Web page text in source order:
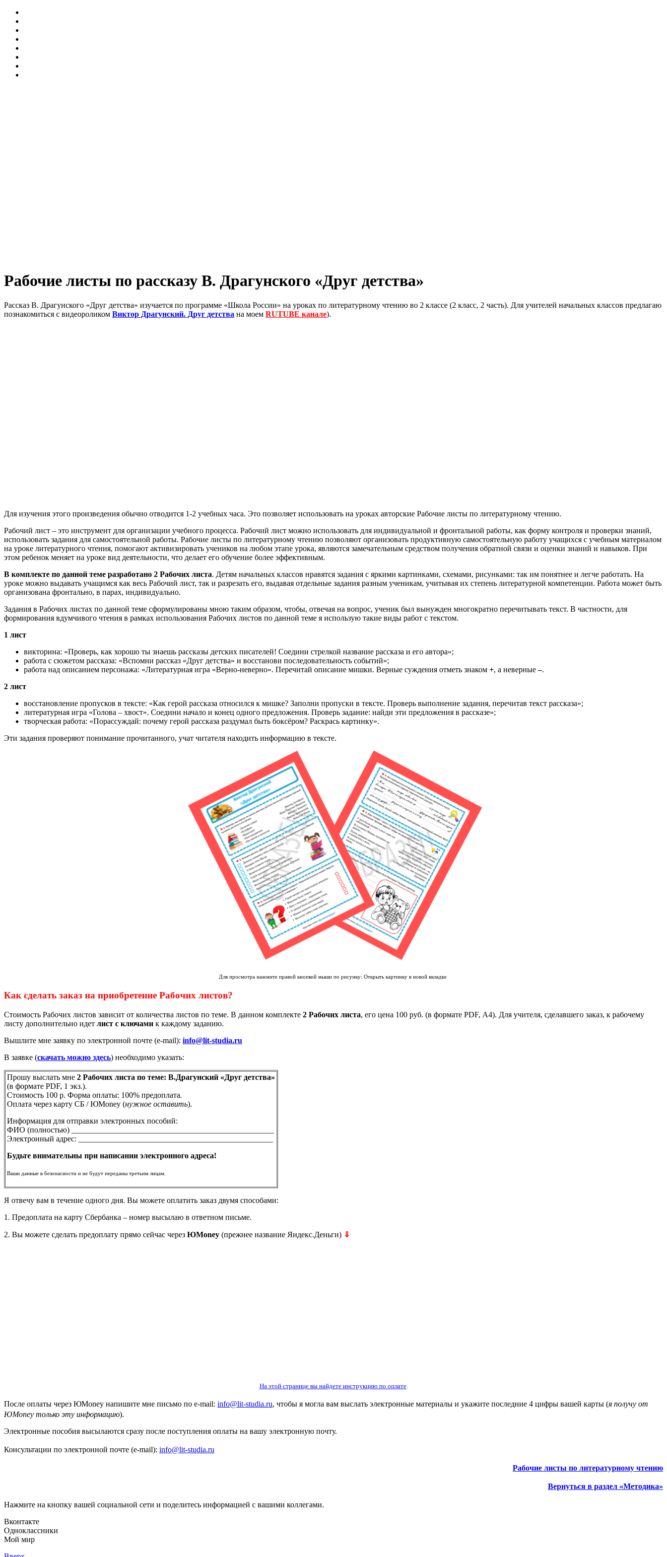
Рабочие листы по рассказу В. Драгунского «Друг детства»
Рассказ В. Драгунского «Друг детства» изучается по программе «Школа России» на уроках по литературному чтению во 2 классе (2 класс, 2 часть). Для учителей начальных классов предлагаю
познакомиться с видеороликом Виктор Драгунский. Друг детства на моем RUTUBE канале).
Для изучения этого произведения обычно отводится 1-2 учебных часа. Это позволяет использовать на уроках авторские Рабочие листы по литературному чтению.
Рабочий лист – это инструмент для организации учебного процесса. Рабочий лист можно использовать для индивидуальной и фронтальной работы, как форму контроля и проверки знаний,
использовать задания для самостоятельной работы. Рабочие листы по литературному чтению позволяют организовать продуктивную самостоятельную работу учащихся с учебным материалом
на уроке литературного чтения, помогают активизировать учеников на любом этапе урока, являются замечательным средством получения обратной связи и оценки знаний и навыков. При
этом ребенок меняет на уроке вид деятельности, что делает его обучение более эффективным.
В комплекте по данной теме разработано 2 Рабочих листа. Детям начальных классов нравятся задания с яркими картинками, схемами, рисунками: так им понятнее и легче работать. На
уроке можно выдавать учащимся как весь Рабочий лист, так и разрезать его, выдавая отдельные задания разным ученикам, учитывая их степень литературной компетенции. Работа может быть
организована фронтально, в парах, индивидуально.
Задания в Рабочих листах по данной теме сформулированы мною таким образом, чтобы, отвечая на вопрос, ученик был вынужден многократно перечитывать текст. В частности, для
формирования вдумчивого чтения в рамках использования Рабочих листов по данной теме я использую такие виды работ с текстом.
1 лист
викторина: «Проверь, как хорошо ты знаешь рассказы детских писателей! Соедини стрелкой название рассказа и его автора»;
работа с сюжетом рассказа: «Вспомни рассказ «Друг детства» и восстанови последовательность событий»;
работа над описанием персонажа: «Литературная игра «Верно-неверно». Перечитай описание мишки. Верные суждения отметь знаком +, а неверные–.
2 лист
восстановление пропусков в тексте: «Как герой рассказа относился к мишке? Заполни пропуски в тексте. Проверь выполнение задания, перечитав текст рассказа»;
литературная игра «Голова – хвост». Соедини начало и конец одного предложения. Проверь задание: найди эти предложения в рассказе»;
творческая работа: «Порассуждай: почему герой рассказа раздумал быть боксёром? Раскрась картинку».
Эти задания проверяют понимание прочитанного, учат читателя находить информацию в тексте.
Для просмотра нажмите правой кнопкой мыши по рисунку: Открыть картинку в новой вкладке
Как сделать заказ на приобретение Рабочих листов?
Стоимость Рабочих листов зависит от количества листов по теме. В данном комплекте 2 Рабочих листа, его цена 100 руб. (в формате PDF, А4). Для учителя, сделавшего заказ, к рабочему
листу дополнительно идет лист с ключами к каждому заданию.
Вышлите мне заявку по электронной почте (e-mail): info@lit-studia.ru
В заявке (скачать можно здесь) необходимо указать:
Прошу выслать мне 2 Рабочих листа по теме: В.Драгунский «Друг детства»
(в формате PDF, 1 экз.).
Стоимость 100 р. Форма оплаты: 100% предоплата.
Оплата через карту СБ / ЮMoney (нужное оставить).
Информация для отправки электронных пособий:
ФИО (полностью) ___________________________________________________
Электронный адрес: _________________________________________________
Будьте внимательны при написании электронного адреса!
Ваши данные в безопасности и не будут переданы третьим лицам.
Я отвечу вам в течение одного дня. Вы можете оплатить заказ двумя способами:
1. Предоплата на карту Сбербанка – номер высылаю в ответном письме.
2. Вы можете сделать предоплату прямо сейчас через ЮMoney (прежнее название Яндекс.Деньги) ⇓
На этой странице вы найдете инструкцию по оплате.
После оплаты через ЮMoney напишите мне письмо по e-mail: info@lit-studia.ru, чтобы я могла вам выслать электронные материалы и укажите последние 4 цифры вашей карты (я получу от
ЮMoney только эту информацию).
Электронные пособия высылаются сразу после поступления оплаты на вашу электронную почту.
Консультации по электронной почте (e-mail): info@lit-studia.ru
Рабочие листы по литературному чтению
Вернуться в раздел «Методика»
Нажмите на кнопку вашей социальной сети и поделитесь информацией с вашими коллегами.
Вконтакте
Одноклассники
Мой мир